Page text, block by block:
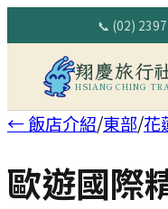
📞 (02)
翔慶旅行
HSIANG CHING
← 飯店介紹/東部/花
歐遊國際